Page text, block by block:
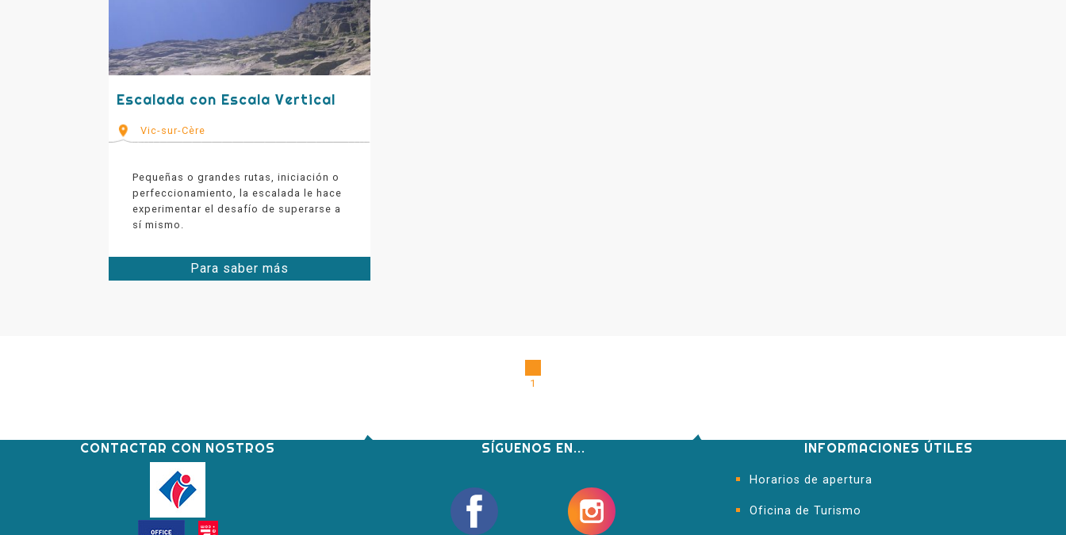
Escalada con Escala Vertical
Vic-sur-Cère
Pequeñas o grandes rutas, iniciación o
perfeccionamiento, la escalada le hace
experimentar el desafío de superarse a
sí mismo.
Para saber más
1
CONTACTAR CON NOSTROS SÍGUENOS EN... INFORMACIONES ÚTILES
Horarios de apertura
Oficina de Turismo